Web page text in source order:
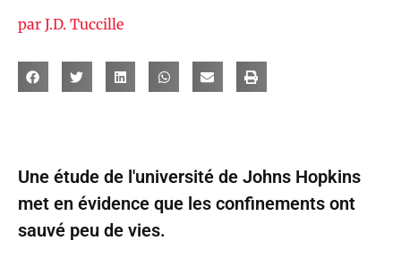
par J.D. Tuccille
Une étude de l'université de Johns Hopkins
met en évidence que les confinements ont
sauvé peu de vies.